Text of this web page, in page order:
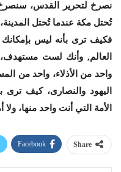
نصرخ لتحرير القدس،
تُحتل مكة عندما تُحتل
فكيف ترى بأنه ليس
العالم, وأنك لست
واحد من الأذلاء، واحد من
اليهود والنصارى، كيف ترى
الأمة التي أنت واحد منها،
Share
Facebook